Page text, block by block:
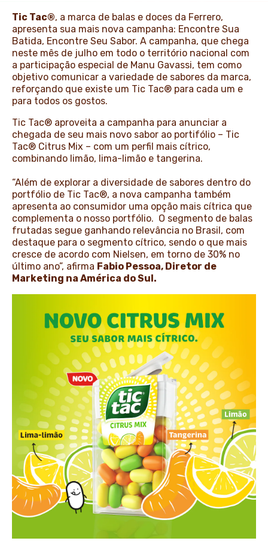
Tic Tac®, a marca de balas e doces da Ferrero,
apresenta sua mais nova campanha: Encontre Sua
Batida, Encontre Seu Sabor. A campanha, que chega
neste mês de julho em todo o território nacional com
a participação especial de Manu Gavassi, tem como
objetivo comunicar a variedade de sabores da marca,
reforçando que existe um Tic Tac® para cada um e
para todos os gostos.
Tic Tac® aproveita a campanha para anunciar a
chegada de seu mais novo sabor ao portifólio – Tic
Tac® Citrus Mix – com um perfil mais cítrico,
combinando limão, lima-limão e tangerina.
“Além de explorar a diversidade de sabores dentro do
portfólio de Tic Tac®, a nova campanha também
apresenta ao consumidor uma opção mais cítrica que
complementa o nosso portfólio. O segmento de balas
frutadas segue ganhando relevância no Brasil, com
destaque para o segmento cítrico, sendo o que mais
cresce de acordo com Nielsen, em torno de 30% no
último ano”, afirma Fabio Pessoa, Diretor de
Marketing na América do Sul.